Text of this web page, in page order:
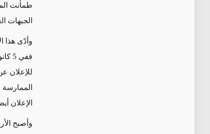
طمأنت
الجبهات
للإعلان
الإعلان
وأصبح